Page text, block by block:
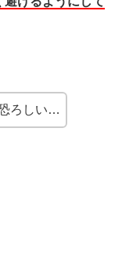
ろしい…